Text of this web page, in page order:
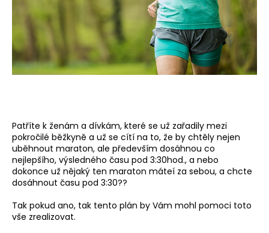
Patříte k ženám a dívkám, které se už zařadily mezi
pokročilé běžkyně a už se cítí na to, že by chtěly nejen
uběhnout maraton, ale především dosáhnou co
nejlepšího, výsledného času pod 3:30hod., a nebo
dokonce už nějaký ten maraton máteí za sebou, a chcte
dosáhnout času pod 3:30??
Tak pokud ano, tak tento plán by Vám mohl pomoci toto
vše zrealizovat.
í
t
?
HLEDAT
D
o
p